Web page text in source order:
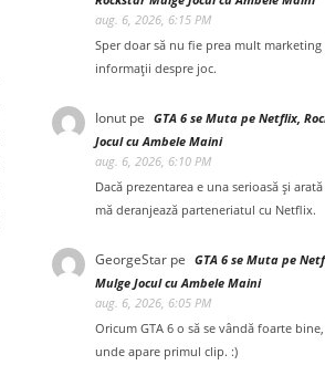
aug. 6, 2026, 6:15 PM
Sper doar să nu fie prea mult
informații despre joc.
Ionut pe GTA 6 se Muta pe Netflix,
Jocul cu Ambele Maini
aug. 6, 2026, 6:10 PM
Dacă prezentarea e una serioasă și
mă deranjează parteneriatul cu Netflix.
GeorgeStar pe GTA 6 se Muta pe
Mulge Jocul cu Ambele Maini
aug. 6, 2026, 6:05 PM
Oricum GTA 6 o să se vândă foarte
unde apare primul clip. :)